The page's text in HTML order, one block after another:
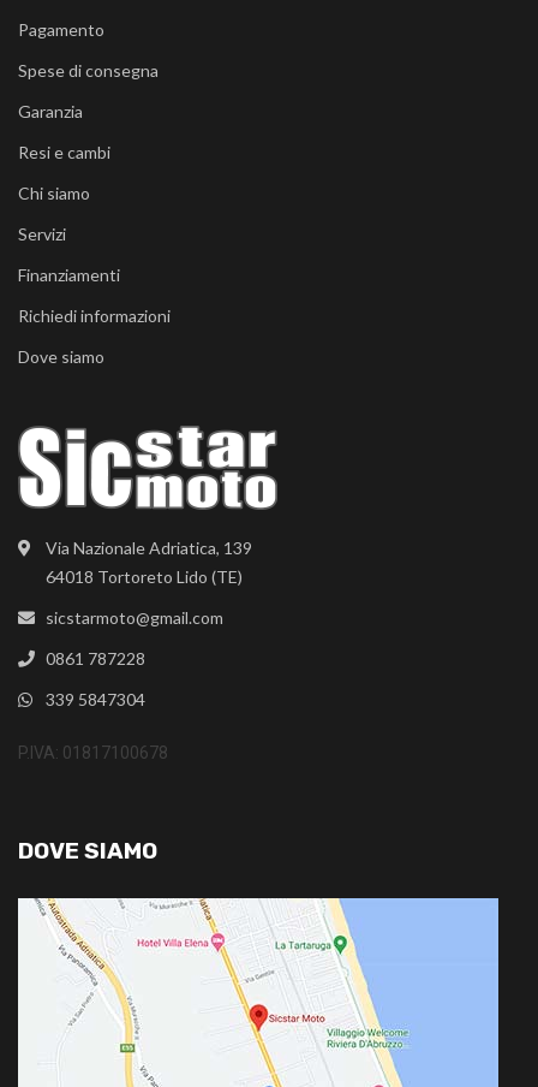
Via Nazionale Adriatica, 139
64018 Tortoreto Lido (TE)
sicstarmoto@gmail.com
0861 787228
339 5847304
P.IVA: 01817100678
Pagamento
Spese di consegna
Garanzia
Resi e cambi
Chi siamo
Servizi
Finanziamenti
Richiedi informazioni
Dove siamo
DOVE SIAMO